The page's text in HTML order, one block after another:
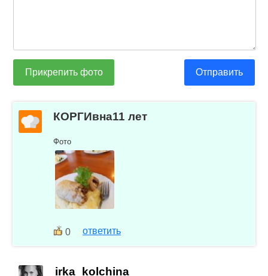
Прикрепить фото Отправить
КОРГИвна11 лет
Фото
0 ответить
irka_kolchina